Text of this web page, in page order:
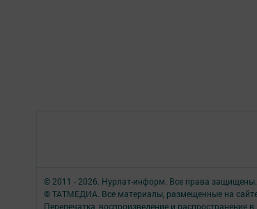
© 2011 - 2026. Нурлат-⁠информ. Все права защищены.
© ТАТМЕДИА. Все материалы, размещенные на
Перепечатка, воспроизведение и